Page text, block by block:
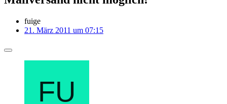
fuige
21. März 2011 um 07:15